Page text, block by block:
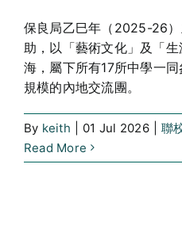
保良局乙巳年（2025-26
助，以「藝術文化」及「
海，屬下所有17所中學一
規模的內地交流團。
By keith 01 Jul 2026 聯
Read More